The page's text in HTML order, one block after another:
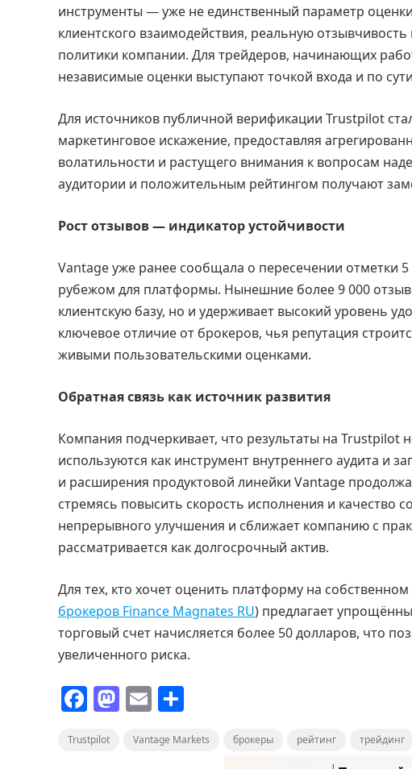
инструменты — уже не единственный параметр
клиентского взаимодействия, реальную
политики компании. Для трейдеров, начинающих
независимые оценки выступают точкой входа и по
Для источников публичной верификации Trustpilot
маркетинговое искажение, предоставляя
волатильности и растущего внимания к вопросам
аудитории и положительным рейтингом получают
Рост отзывов — индикатор устойчивости
Vantage уже ранее сообщала о пересечении отметки
рубежом для платформы. Нынешние более 9 000
клиентскую базу, но и удерживает высокий уровень
ключевое отличие от брокеров, чья репутация
живыми пользовательскими оценками.
Обратная связь как источник развития
Компания подчеркивает, что результаты на Trustpilot
используются как инструмент внутреннего аудита и
и расширения продуктовой линейки Vantage
стремясь повысить скорость исполнения и качество
непрерывного улучшения и сближает компанию с
рассматривается как долгосрочный актив.
Для тех, кто хочет оценить платформу на
брокеров Finance Magnates RU) предлагает
торговый счет начисляется более 50 долларов, что
увеличенного риска.
F
c
M
st
E
ai п
Trustpilot Vantage Markets брокеры рейтинг трейдинг